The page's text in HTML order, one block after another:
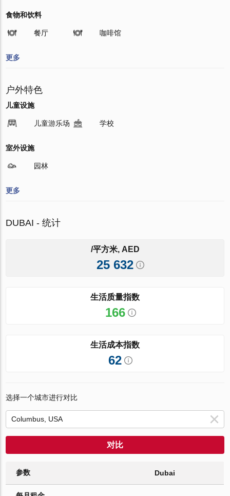
食物和饮料
餐厅 咖啡馆
更多
户外特色
儿童设施
儿童游乐场 学校
室外设施
园林
更多
DUBAI - 统计
/平方米, AED
25 632
生活质量指数
166
生活成本指数
62
选择一个城市进行对比
对比
参数 Dubai